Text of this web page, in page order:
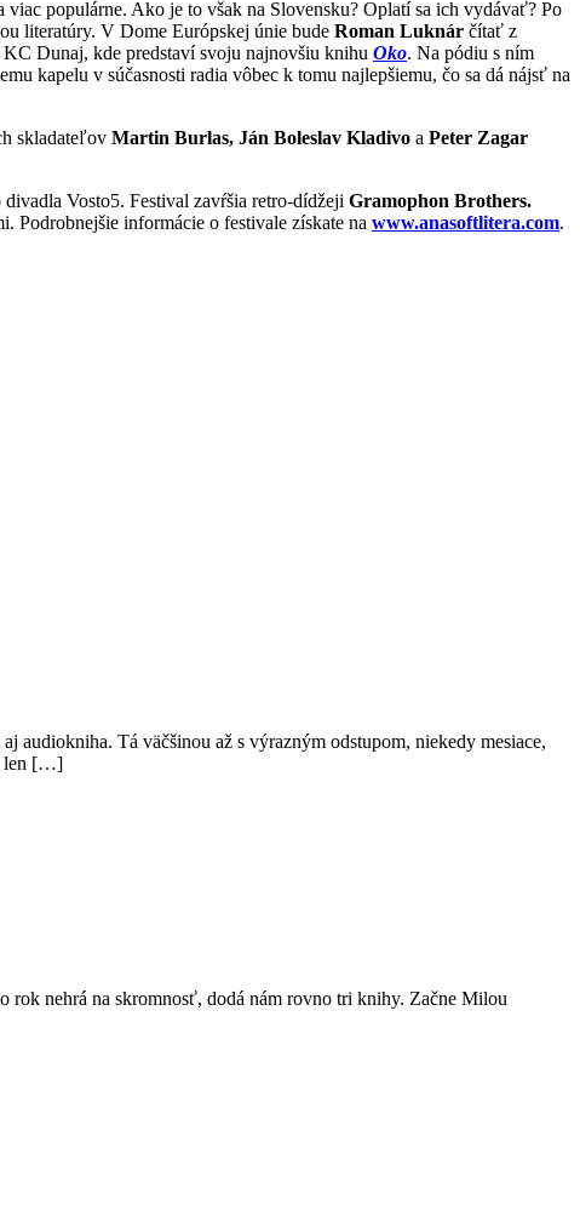
populárne. Ako je to však na Slovensku? Oplatí sa ich vydávať? Po
literatúry. V Dome Európskej únie bude Roman Luknár čítať z
Dunaj, kde predstaví svoju najnovšiu knihu Oko. Na pódiu s ním
kapelu v súčasnosti radia vôbec k tomu najlepšiemu, čo sa dá nájsť na
skladateľov Martin Burlas, Ján Boleslav Kladivo a Peter Zagar
Vosto5. Festival zavŕšia retro‐dídžeji Gramophon Brothers.
Podrobnejšie informácie o festivale získate na www.anasoftlitera.com.
audiokniha. Tá väčšinou až s výrazným odstupom, niekedy mesiace,
len […]
nehrá na skromnosť, dodá nám rovno tri knihy. Začne Milou